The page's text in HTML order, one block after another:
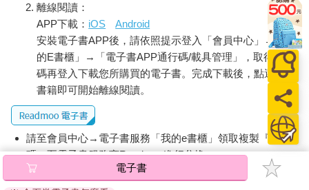
離線閱讀：
APP下載： iOS
Android
安裝電子書APP後，請依照提示登入「會員中心」→「我
的E書櫃」→「電子書APP通行碼/載具管理」，取得通行
碼再登入下載您所購買的電子書。完成下載後，點選任一
書籍即可開始離線閱讀。
請至會員中心→電子書服務「我的e書櫃」領取複製『兌換
碼』至電子書服務商Readmoo進行兌換。
退換貨須知：
電子書